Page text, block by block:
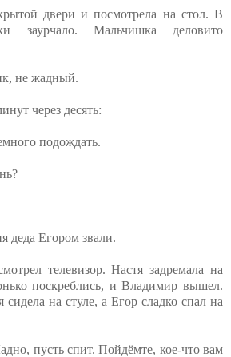
двери и посмотрела на стол. В
заурчало. Мальчишка деловито
не жадный.
через десять:
подождать.
деда Егором звали.
телевизор. Настя задремала на
поскреблись, и Владимир вышел.
сидела на стуле, а Егор сладко спал на
пусть спит. Пойдёмте, кое-что вам